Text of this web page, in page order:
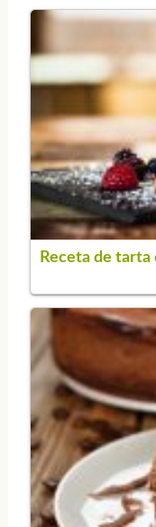
Receta de tarta